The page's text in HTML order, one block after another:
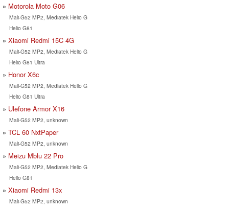
Motorola Moto G06
Mali-G52 MP2, Mediatek Helio G
Helio G81
Xiaomi Redmi 15C 4G
Mali-G52 MP2, Mediatek Helio G
Helio G81 Ultra
Honor X6c
Mali-G52 MP2, Mediatek Helio G
Helio G81 Ultra
Ulefone Armor X16
Mali-G52 MP2, unknown
TCL 60 NxtPaper
Mali-G52 MP2, unknown
Meizu Mblu 22 Pro
Mali-G52 MP2, Mediatek Helio G
Helio G81
Xiaomi Redmi 13x
Mali-G52 MP2, unknown